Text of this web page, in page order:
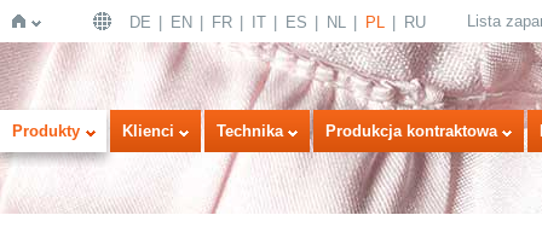
Strona
DE EN FR IT ES NL PL RU Lista
Produkty Klienci Technika Produkcja kontraktowa